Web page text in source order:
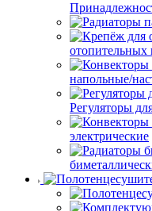
отопительных
напольные/
Регуляторы
электрические